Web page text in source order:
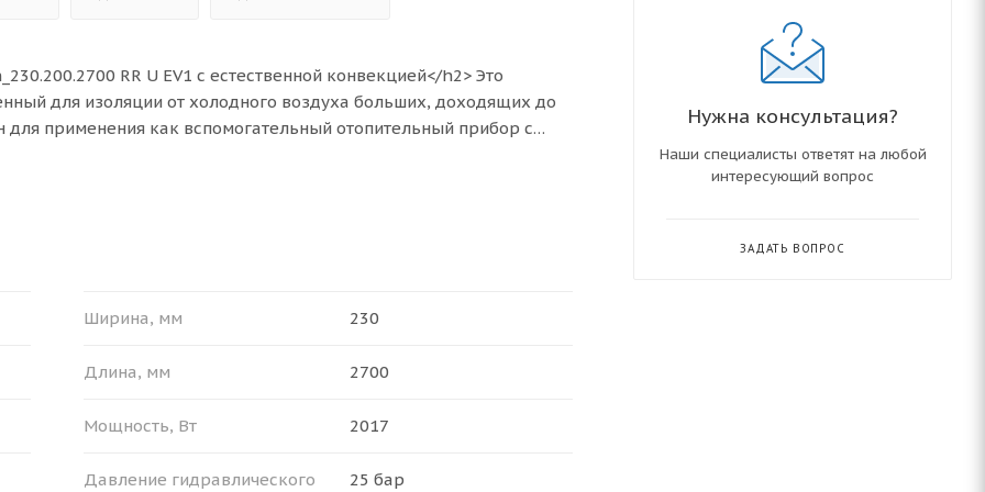
RR U EV1 с естественной конвекцией</h2> Это
для изоляции от холодного воздуха больших, доходящих до
применения как вспомогательный отопительный прибор с
Конвектор Ntherm может быть установлен как в однотрубную,
эксплуатации в российских системах центрального отопления.
– 130 °С.</li>
b></span><br>
Ширина, мм 230
Длина, мм 2700
Мощность, Вт 2017
Давление гидравлического
25 бар
Нужна консультация?
Наши специалисты ответят на любой
интересующий вопрос
ЗАДАТЬ ВОПРОС